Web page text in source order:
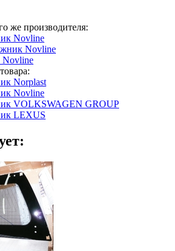
же производителя:
Novline
Novline
Novline
Norplast
Novline
VOLKSWAGEN GROUP
LEXUS